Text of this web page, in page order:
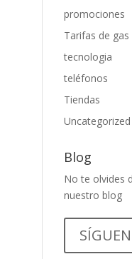
promociones
Tarifas de gas
tecnologia
teléfonos
Tiendas
Uncategorized
Blog
No te olvides
nuestro blog